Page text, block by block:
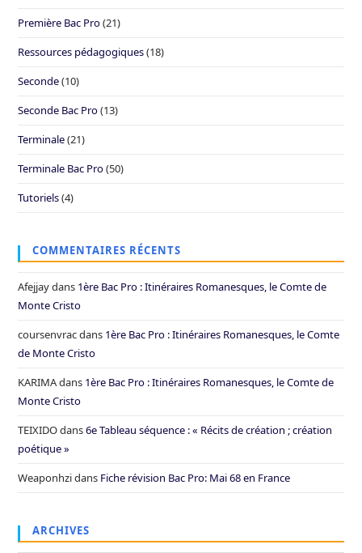
Première Bac Pro(21)
Ressources pédagogiques(18)
Seconde(10)
Seconde Bac Pro(13)
Terminale(21)
Terminale Bac Pro(50)
Tutoriels(4)
COMMENTAIRES RÉCENTS
Afejjaydans 1ère Bac Pro : Itinéraires Romanesques, le Comte de
Monte Cristo
coursenvracdans 1ère Bac Pro : Itinéraires Romanesques, le Comte
de Monte Cristo
KARIMAdans 1ère Bac Pro : Itinéraires Romanesques, le Comte de
Monte Cristo
TEIXIDOdans6e Tableau séquence : « Récits de création ; création
poétique »
Weaponhzidans Fiche révision Bac Pro: Mai 68 en France
ARCHIVES